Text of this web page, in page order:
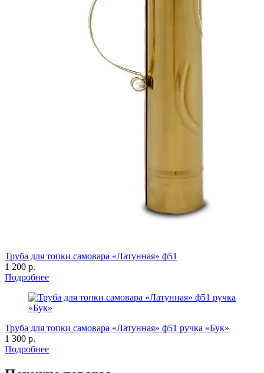
Труба для топки самовара «Латунная» ф51
1 200 р.
Подробнее
Труба для топки самовара «Латунная» ф51 ручка «Бук»
1 300 р.
Подробнее